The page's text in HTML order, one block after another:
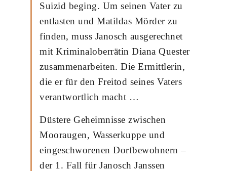
Suizid beging. Um seinen Vater zu
entlasten und Matildas Mörder zu
finden, muss Janosch ausgerechnet
mit Kriminaloberrätin Diana Quester
zusammenarbeiten. Die Ermittlerin,
die er für den Freitod seines Vaters
verantwortlich macht …
Düstere Geheimnisse zwischen
Mooraugen, Wasserkuppe und
eingeschworenen Dorfbewohnern –
der 1. Fall für Janosch Janssen